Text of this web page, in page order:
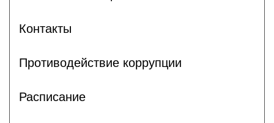
Контакты
Противодействие коррупции
Расписание